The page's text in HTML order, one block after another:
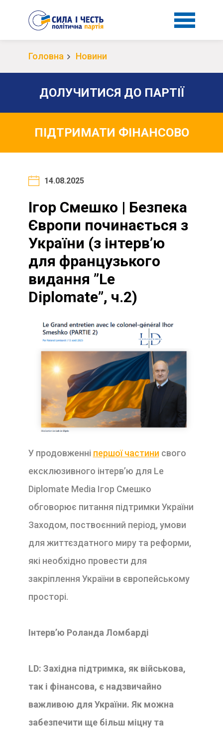
Головна Новини
ДОЛУЧИТИСЯ ДО ПАРТІЇ
ПІДТРИМАТИ ФІНАНСОВО
14.08.2025
Ігор Смешко | Безпека
Європи починається з
України (з інтервʼю
для французького
видання ”Le
Diplomatе”, ч.2)
У продовженні першої частини свого
ексклюзивного інтерв’ю для Le
Diplomate Media Ігор Смешко
обговорює питання підтримки України
Заходом, поствоєнний період, умови
для життєздатного миру та реформи,
які необхідно провести для
закріплення України в європейському
просторі.
Інтерв’ю Роланда Ломбарді
LD: Західна підтримка, як військова,
так і фінансова, є надзвичайно
важливою для України. Як можна
забезпечити ще більш міцну та